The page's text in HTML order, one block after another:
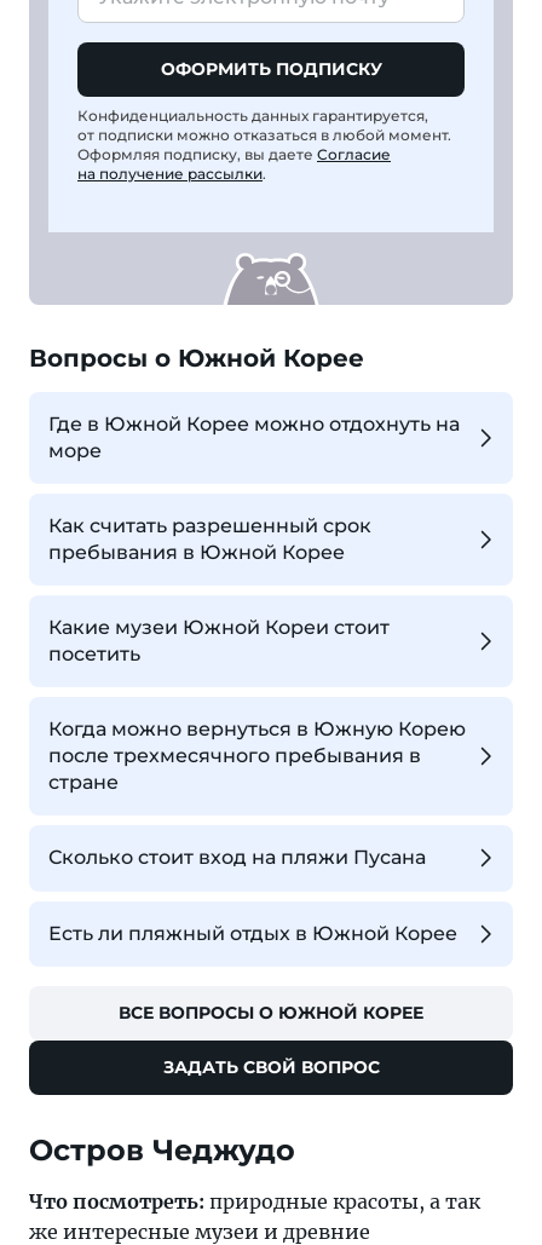
ОФОРМИТЬ ПОДПИСКУ
Конфиденциальность данных гарантируется,
от подписки можно отказаться в любой момент.
Оформляя подписку, вы даете Согласие
на получение рассылки.
Вопросы о Южной Корее
Где в Южной Корее можно отдохнуть на
море
Как считать разрешенный срок
пребывания в Южной Корее
Какие музеи Южной Кореи стоит
посетить
Когда можно вернуться в Южную Корею
после трехмесячного пребывания в
стране
Сколько стоит вход на пляжи Пусана
Есть ли пляжный отдых в Южной Корее
ВСЕ ВОПРОСЫ О ЮЖНОЙ КОРЕЕ
ЗАДАТЬ СВОЙ ВОПРОС
Остров Чеджудо
Что посмотреть: природные красоты, а так
же интересные музеи и древние